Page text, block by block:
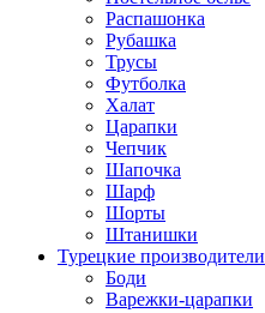
Распашонка
Рубашка
Трусы
Футболка
Халат
Царапки
Чепчик
Шапочка
Шарф
Шорты
Штанишки
Турецкие производители
Боди
Варежки-царапки